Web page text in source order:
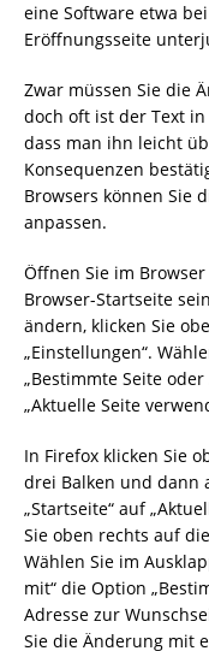
eine Software etwa
Eröffnungsseite
Zwar müssen Sie die
doch oft ist der Text
dass man ihn leicht
Konsequenzen
Browsers können Sie
anpassen.
Öffnen Sie im
Browser-Startseite
ändern, klicken Sie
„Einstellungen“.
„Bestimmte Seite
„Aktuelle Seite
In Firefox klicken Sie
drei Balken und dann
„Startseite“ auf
Sie oben rechts auf
Wählen Sie im
mit“ die Option
Adresse zur
Sie die Änderung mit